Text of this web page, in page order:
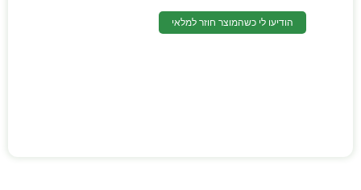
הודיעו לי כשהמוצר חוזר למלאי